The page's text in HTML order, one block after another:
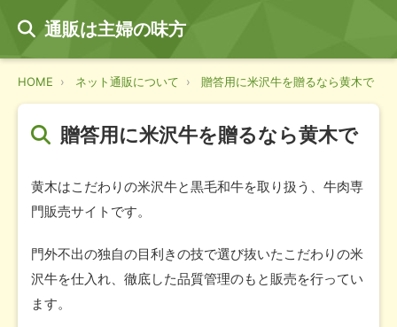
通販は主婦の味方
HOME ネット通販について 贈答用に米沢牛を贈るなら黄木で
贈答用に米沢牛を贈るなら黄木で
黄木はこだわりの米沢牛と黒毛和牛を取り扱う、牛肉専
門販売サイトです。
門外不出の独自の目利きの技で選び抜いたこだわりの米
沢牛を仕入れ、徹底した品質管理のもと販売を行ってい
ます。